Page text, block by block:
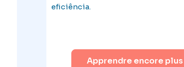
eficiência.
Apprendre encore plus